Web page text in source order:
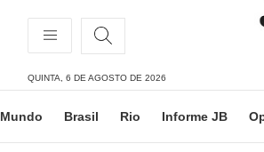
QUINTA, 6 DE AGOSTO DE 2026
Mundo Brasil Rio Informe JB